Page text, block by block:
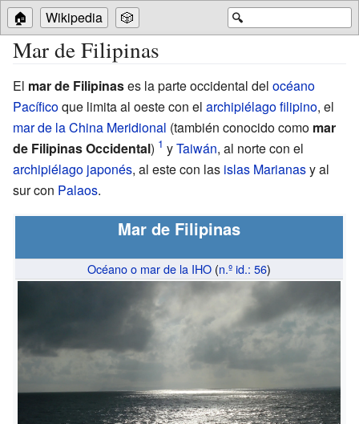
🔍
🏠 Wikipedia 🎲
Mar de Filipinas
El mar de Filipinases la parte occidental del océano
Pacíficoque limita al oeste con el archipiélago filipino, el
mar de la China Meridional (también conocido como mar
de Filipinas Occidental) yTaiwán, al norte con el
archipiélago japonés, al este con las islas Marianasy al
sur con Palaos.
Mar de Filipinas
Océano o mar de la IHO (n.º id.: 56)